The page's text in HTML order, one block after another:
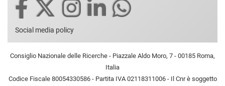
Social media policy
Consiglio Nazionale delle Ricerche - Piazzale Aldo Moro, 7 - 00185 Roma,
Italia
Codice Fiscale 80054330586 - Partita IVA 02118311006 - Il Cnr è soggetto